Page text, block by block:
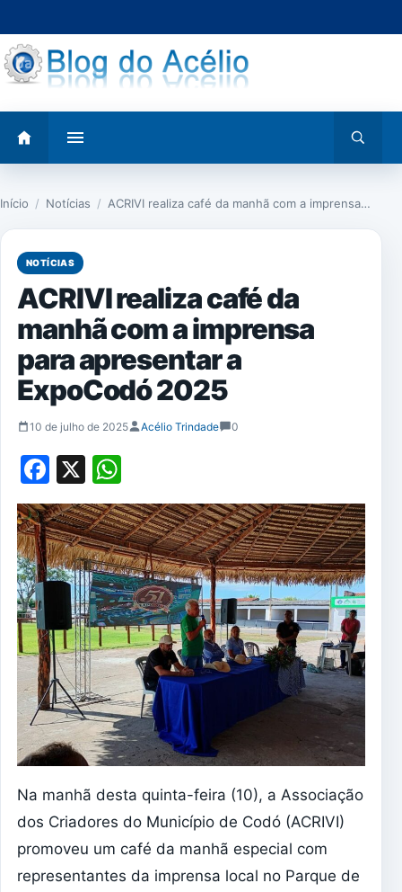
para
o
conteúdo
menu
busca
Início / Notícias / ACRIVI realiza café da manhã com a imprensa…
NOTÍCIAS
ACRIVI realiza café da
manhã com a imprensa
para apresentar a
ExpoCodó 2025
10 de julho de 2025 Acélio Trindade 0
Facebook
X
Na manhã desta quinta-feira (10), a Associação
dos Criadores do Município de Codó (ACRIVI)
promoveu um café da manhã especial com
representantes da imprensa local no Parque de